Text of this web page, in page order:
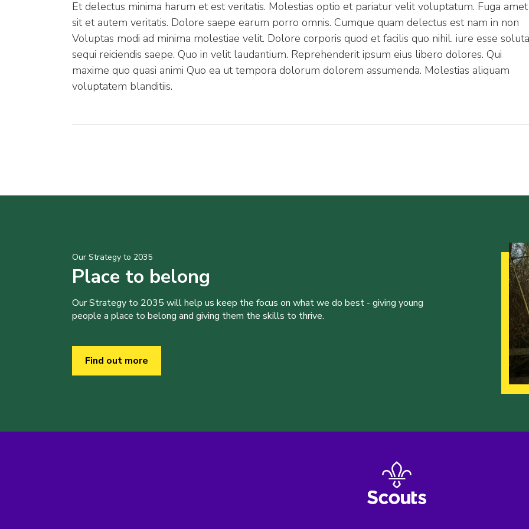
Et delectus minima harum et est veritatis. Molestias optio et pariatur velit voluptatum. Fuga amet
sit et autem veritatis. Dolore saepe earum porro omnis. Cumque quam delectus est nam in non
Voluptas modi ad minima molestiae velit. Dolore corporis quod et facilis quo nihil. iure esse soluta
sequi reiciendis saepe. Quo in velit laudantium. Reprehenderit ipsum eius libero dolores. Qui
maxime quo quasi animi Quo ea ut tempora dolorum dolorem assumenda. Molestias aliquam
voluptatem blanditiis.
Our Strategy to 2035
Place to belong
Our Strategy to 2035 will help us keep the focus on what we do best - giving young
people a place to belong and giving them the skills to thrive.
Find out more